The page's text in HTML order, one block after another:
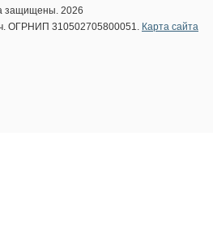
защищены. 2026
ОГРНИП 310502705800051. Карта сайта